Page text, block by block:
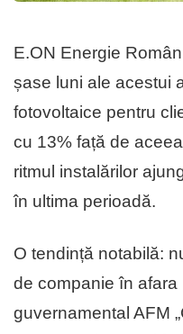
E.ON Energie
șase luni ale acestui
fotovoltaice pentru
cu 13% față de
ritmul instalărilor
în ultima perioadă.
O tendință notabilă:
de companie în afara
guvernamental AFM